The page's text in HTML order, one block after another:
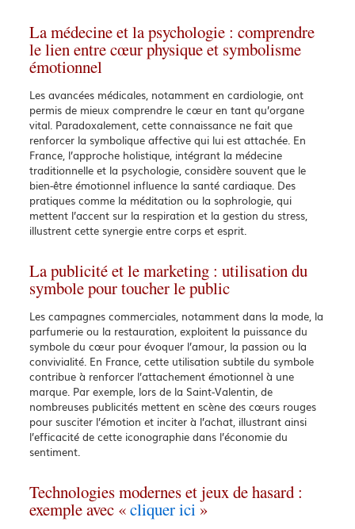
La médecine et la psychologie : comprendre
le lien entre cœur physique et symbolisme
émotionnel
Les avancées médicales, notamment en cardiologie, ont
permis de mieux comprendre le cœur en tant qu’organe
vital. Paradoxalement, cette connaissance ne fait que
renforcer la symbolique affective qui lui est attachée. En
France, l’approche holistique, intégrant la médecine
traditionnelle et la psychologie, considère souvent que le
bien-être émotionnel influence la santé cardiaque. Des
pratiques comme la méditation ou la sophrologie, qui
mettent l’accent sur la respiration et la gestion du stress,
illustrent cette synergie entre corps et esprit.
La publicité et le marketing : utilisation du
symbole pour toucher le public
Les campagnes commerciales, notamment dans la mode, la
parfumerie ou la restauration, exploitent la puissance du
symbole du cœur pour évoquer l’amour, la passion ou la
convivialité. En France, cette utilisation subtile du symbole
contribue à renforcer l’attachement émotionnel à une
marque. Par exemple, lors de la Saint-Valentin, de
nombreuses publicités mettent en scène des cœurs rouges
pour susciter l’émotion et inciter à l’achat, illustrant ainsi
l’efficacité de cette iconographie dans l’économie du
sentiment.
Technologies modernes et jeux de hasard :
exemple avec «cliquer ici »